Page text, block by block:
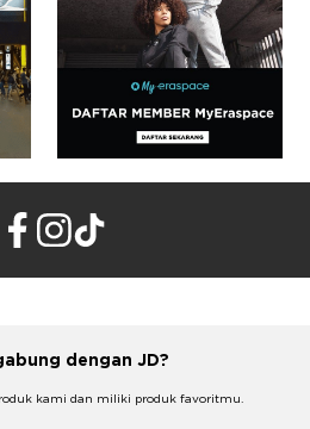
dengan JD?
kami dan miliki produk favoritmu.